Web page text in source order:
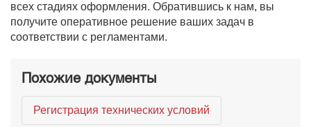
всех стадиях оформления. Обратившись к нам, вы
получите оперативное решение ваших задач в
соответствии с регламентами.
Похожие документы
Регистрация технических условий